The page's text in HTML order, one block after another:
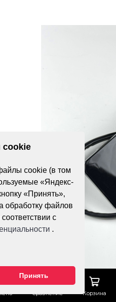
cookie
cookie (в том
«Яндекс-
«Принять»,
обработку файлов
с
.
Принять
Сравнение Корзина